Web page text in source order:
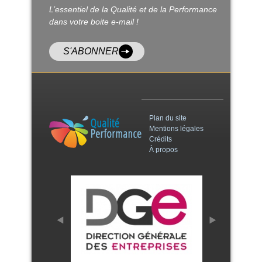
L’essentiel de la Qualité et de la Performance
dans votre boite e-mail !
S'ABONNER
Plan du site
Mentions légales
Crédits
À propos